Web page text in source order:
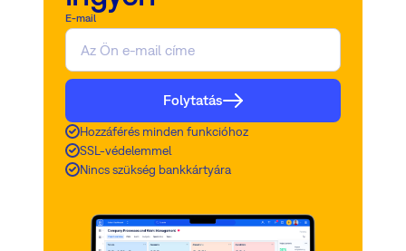
E-mail
Folytatás
Hozzáférés minden funkcióhoz
SSL-védelemmel
Nincs szükség bankkártyára